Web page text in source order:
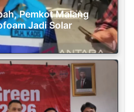
Pemkot Malang
Jadi Solar